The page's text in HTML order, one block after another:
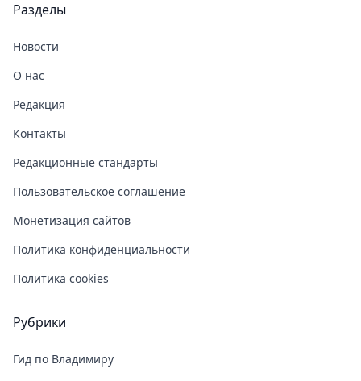
Разделы
Новости
О нас
Редакция
Контакты
Редакционные стандарты
Пользовательское соглашение
Монетизация сайтов
Политика конфиденциальности
Политика cookies
Рубрики
Гид по Владимиру